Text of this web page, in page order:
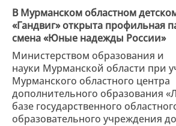
В Мурманском областном
«Гандвиг» открыта профильная
смена «Юные надежды России»
Министерством образования и
науки Мурманской области при
Мурманского областного центра
дополнительного образования
базе государственного
образовательного учреждения